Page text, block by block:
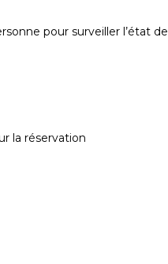
pour surveiller l’état de
la réservation